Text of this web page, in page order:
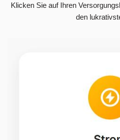
Klicken Sie auf Ihren
den